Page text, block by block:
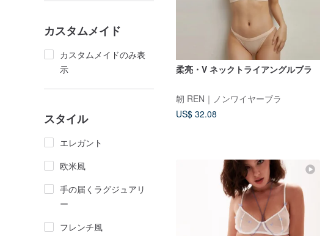
カスタムメイド
カスタムメイドのみ表
示
スタイル
エレガント
欧米風
手の届くラグジュアリ
ー
フレンチ風
柔亮・V ネックトライアングルブラ
韌 REN｜ノンワイヤーブラ
US$ 32.08